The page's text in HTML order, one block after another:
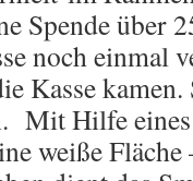
Spende über
noch einmal
Kasse
Mit Hilfe
weiße Fläche